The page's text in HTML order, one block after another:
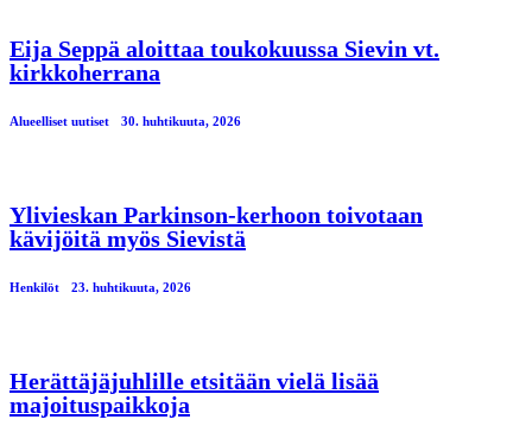
Eija Seppä aloittaa toukokuussa Sievin vt.
kirkkoherrana
Alueelliset uutiset 30. huhtikuuta, 2026
Ylivieskan Parkinson-kerhoon toivotaan
kävijöitä myös Sievistä
Henkilöt 23. huhtikuuta, 2026
Herättäjäjuhlille etsitään vielä lisää
majoituspaikkoja